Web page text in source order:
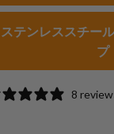
共
有
る
ステンレススチー
プ
8